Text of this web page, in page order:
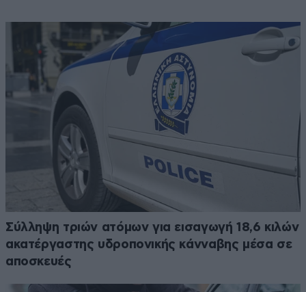
Σύλληψη τριών ατόμων για εισαγωγή 18,6 κιλών
ακατέργαστης υδροπονικής κάνναβης μέσα σε
αποσκευές